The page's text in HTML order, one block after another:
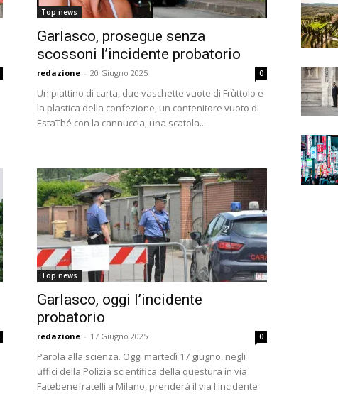
Top news
Garlasco, prosegue senza
scossoni l’incidente probatorio
redazione - 20 Giugno 2025 0
Un piattino di carta, due vaschette vuote di Frùttolo e
la plastica della confezione, un contenitore vuoto di
EstaThé con la cannuccia, una scatola...
Top news
Garlasco, oggi l’incidente
probatorio
redazione - 17 Giugno 2025 0
Parola alla scienza. Oggi martedì 17 giugno, negli
uffici della Polizia scientifica della questura in via
Fatebenefratelli a Milano, prenderà il via l'incidente